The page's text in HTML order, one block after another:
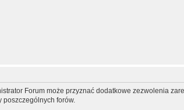
Forum może przyznać dodatkowe zezwolenia
forów.